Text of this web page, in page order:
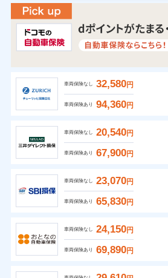
車両保険なし 32,580円
車両保険あり 94,360円
車両保険なし 20,540円
車両保険あり 67,900円
車両保険なし 23,070円
車両保険あり 65,830円
車両保険なし 24,150円
車両保険あり 69,890円